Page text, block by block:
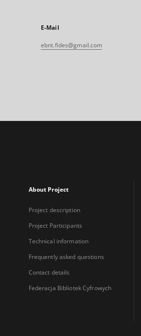
E-Mail
ebnt.fides@gmail.com
About Project
Project description
Project Participants
Technical information
Frequently asked questions
Contact details
Federacja Bibliotek Cyfrowych